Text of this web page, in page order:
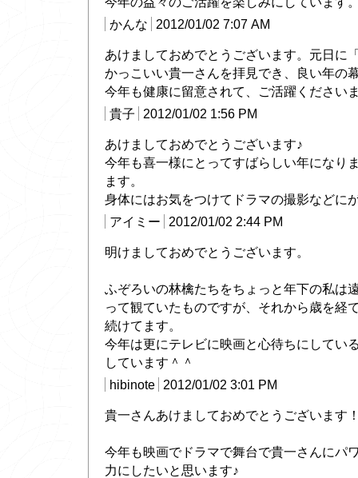
かんな
2012/01/02 7:07 AM
あけましておめでとうございます。元日に
かっこいい貴一さんを拝見でき、良い年の
今年も健康に留意されて、ご活躍ください
貴子
2012/01/02 1:56 PM
あけましておめでとうございます♪
今年も喜一様にとってすばらしい年になり
ます。
身体にはお気をつけてドラマの撮影などに
アイミー
2012/01/02 2:44 PM
明けましておめでとうございます。
ふぞろいの林檎たちをちょっと年下の私は
って観ていたものですが、それから歳を経
続けてます。
今年は更にテレビに映画と心待ちにしてい
しています＾＾
hibinote
2012/01/02 3:01 PM
貴一さんあけましておめでとうございます
今年も映画でドラマで舞台で貴一さんにパ
力にしたいと思います♪